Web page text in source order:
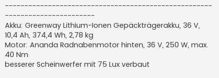
-----------------------------------------------------
-----------------------
Akku: Greenway Lithium-Ionen Gepäckträgerakku, 36 V,
10,4 Ah, 374,4 Wh, 2,78 kg
Motor: Ananda Radnabenmotor hinten, 36 V, 250 W, max.
40 Nm
besserer Scheinwerfer mit 75 Lux verbaut